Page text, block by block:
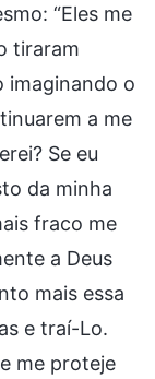
“Eles me
tiraram
imaginando o
a me
Se eu
da minha
fraco me
a Deus
mais essa
e traí-Lo.
me proteje